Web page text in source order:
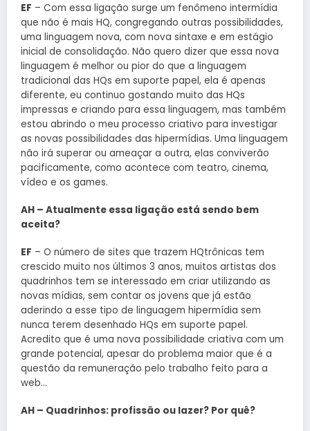
EF – Com essa ligação surge um fenômeno intermídia
que não é mais HQ, congregando outras possibilidades,
uma linguagem nova, com nova sintaxe e em estágio
inicial de consolidação. Não quero dizer que essa nova
linguagem é melhor ou pior do que a linguagem
tradicional das HQs em suporte papel, ela é apenas
diferente, eu continuo gostando muito das HQs
impressas e criando para essa linguagem, mas também
estou abrindo o meu processo criativo para investigar
as novas possibilidades das hipermídias. Uma linguagem
não irá superar ou ameaçar a outra, elas conviverão
pacificamente, como acontece com teatro, cinema,
vídeo e os games.
AH – Atualmente essa ligação está sendo bem
aceita?
EF – O número de sites que trazem HQtrônicas tem
crescido muito nos últimos 3 anos, muitos artistas dos
quadrinhos tem se interessado em criar utilizando as
novas mídias, sem contar os jovens que já estão
aderindo a esse tipo de linguagem hipermídia sem
nunca terem desenhado HQs em suporte papel.
Acredito que é uma nova possibilidade criativa com um
grande potencial, apesar do problema maior que é a
questão da remuneração pelo trabalho feito para a
web…
AH – Quadrinhos: profissão ou lazer? Por quê?